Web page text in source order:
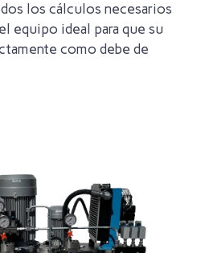
los cálculos necesarios
equipo ideal para que su
como debe de